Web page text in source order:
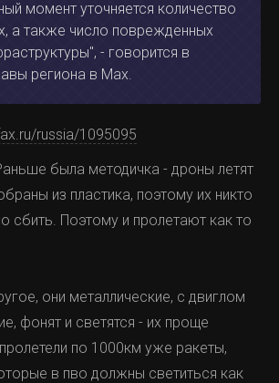
момент уточняется количество
а также число поврежденных
- говорится в
региона в Max.
russia/1095095
была методичка - дроны летят
из пластика, поэтому их никто
сбить. Поэтому и пролетают как то
они металлические, с двиглом
фонят и светятся - их проще
по 1000км уже ракеты,
в пво должны светиться как